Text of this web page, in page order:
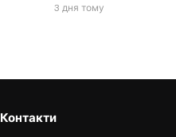
3 дня тому
Контакти